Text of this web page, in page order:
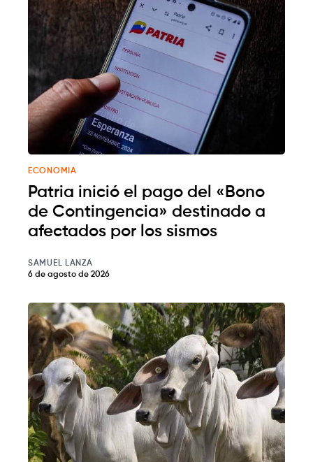
ECONOMIA
Patria inició el pago del «Bono
de Contingencia» destinado a
afectados por los sismos
SAMUEL LANZA
6 de agosto de 2026